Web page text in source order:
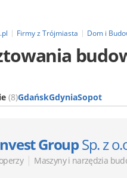
Firmy z Trójmiasta Dom i
(8)GdańskGdyniaSopot
GroupSp. z
| Maszyny i narzędzia